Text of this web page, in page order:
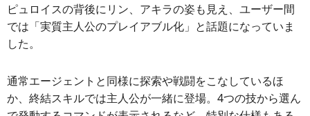
ピュロイスの背後にリン、アキラの姿も見え、ユーザー間
では「実質主人公のプレイアブル化」と話題になっていま
した。
通常エージェントと同様に探索や戦闘をこなしているほ
か、終結スキルでは主人公が一緒に登場。4つの技から選ん